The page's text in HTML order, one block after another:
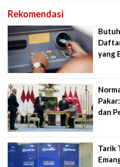
Rekomendasi
yang
dan
Tarik